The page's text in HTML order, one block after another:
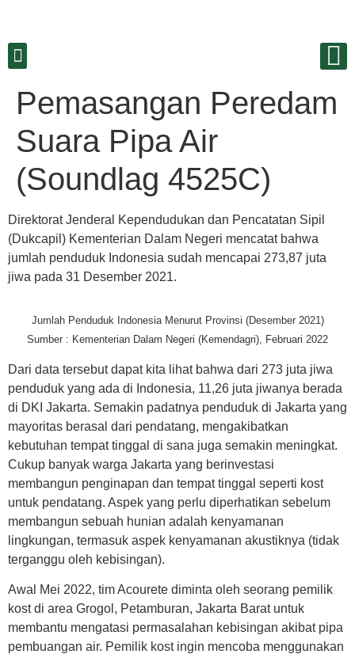
Pemasangan Peredam
Suara Pipa Air
(Soundlag 4525C)
Direktorat Jenderal Kependudukan dan Pencatatan Sipil
(Dukcapil) Kementerian Dalam Negeri mencatat bahwa
jumlah penduduk Indonesia sudah mencapai 273,87 juta
jiwa pada 31 Desember 2021.
Jumlah Penduduk Indonesia Menurut Provinsi (Desember 2021)
Sumber : Kementerian Dalam Negeri (Kemendagri), Februari 2022
Dari data tersebut dapat kita lihat bahwa dari 273 juta jiwa
penduduk yang ada di Indonesia, 11,26 juta jiwanya berada
di DKI Jakarta. Semakin padatnya penduduk di Jakarta yang
mayoritas berasal dari pendatang, mengakibatkan
kebutuhan tempat tinggal di sana juga semakin meningkat.
Cukup banyak warga Jakarta yang berinvestasi
membangun penginapan dan tempat tinggal seperti kost
untuk pendatang. Aspek yang perlu diperhatikan sebelum
membangun sebuah hunian adalah kenyamanan
lingkungan, termasuk aspek kenyamanan akustiknya (tidak
terganggu oleh kebisingan).
Awal Mei 2022, tim Acourete diminta oleh seorang pemilik
kost di area Grogol, Petamburan, Jakarta Barat untuk
membantu mengatasi permasalahan kebisingan akibat pipa
pembuangan air. Pemilik kost ingin mencoba menggunakan